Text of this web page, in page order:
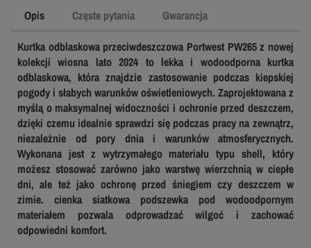
Opis Częste pytania Gwarancja
Kurtka odblaskowa przeciwdeszczowa Portwest PW265 z nowej
kolekcji wiosna lato 2024 to lekka i wodoodporna kurtka
odblaskowa, która znajdzie zastosowanie podczas kiepskiej
pogody i słabych warunków oświetleniowych. Zaprojektowana z
myślą o maksymalnej widoczności i ochronie przed deszczem,
dzięki czemu idealnie sprawdzi się podczas pracy na zewnątrz,
niezależnie od pory dnia i warunków atmosferycznych.
Wykonana jest z wytrzymałego materiału typu shell, który
możesz stosować zarówno jako warstwę wierzchnią w ciepłe
dni, ale też jako ochronę przed śniegiem czy deszczem w
zimie. cienka siatkowa podszewka pod wodoodpornym
materiałem pozwala odprowadzać wilgoć i zachować
odpowiedni komfort.